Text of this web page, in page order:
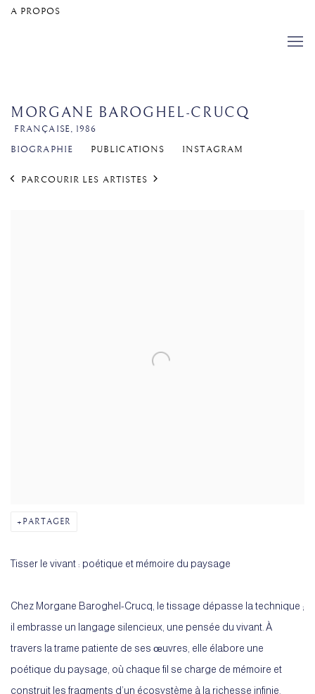
A PROPOS
MORGANE BAROGHEL-CRUCQ
FRANÇAISE,1986
BIOGRAPHIE
PUBLICATIONS INSTAGRAM
PARCOURIR LES ARTISTES
PARTAGER
Tisser le vivant : poétique et mémoire du paysage
Chez Morgane Baroghel-Crucq, le tissage dépasse la technique ;
il embrasse un langage silencieux, une pensée du vivant. À
travers la trame patiente de ses œuvres, elle élabore une
poétique du paysage, où chaque fil se charge de mémoire et
construit les fragments d’un écosystème à la richesse infinie.